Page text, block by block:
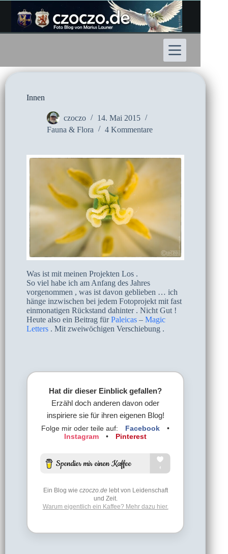
Inhalt
springen
Innen
czoczo
14. Mai 2015
Fauna & Flora
4 Kommentare
Was ist mit meinen Projekten Los .
So viel habe ich am Anfang des Jahres
vorgenommen , was ist davon geblieben … ich
hänge inzwischen bei jedem Fotoprojekt mit fast
einmonatigen Rückstand dahinter . Nicht Gut !
Heute also ein Beitrag fürPaleicas – Magic
Letters . Mit zweiwöchigen Verschiebung .
Hat dir dieser Einblick gefallen?
Erzähl doch anderen davon oder
inspiriere sie für ihren eigenen Blog!
Folge mir oder teile auf: Facebook
•
Instagram
• Pinterest
Ein Blog wie czoczo.delebt von Leidenschaft
und Zeit.
Warum eigentlich ein Kaffee? Mehr dazu hier.